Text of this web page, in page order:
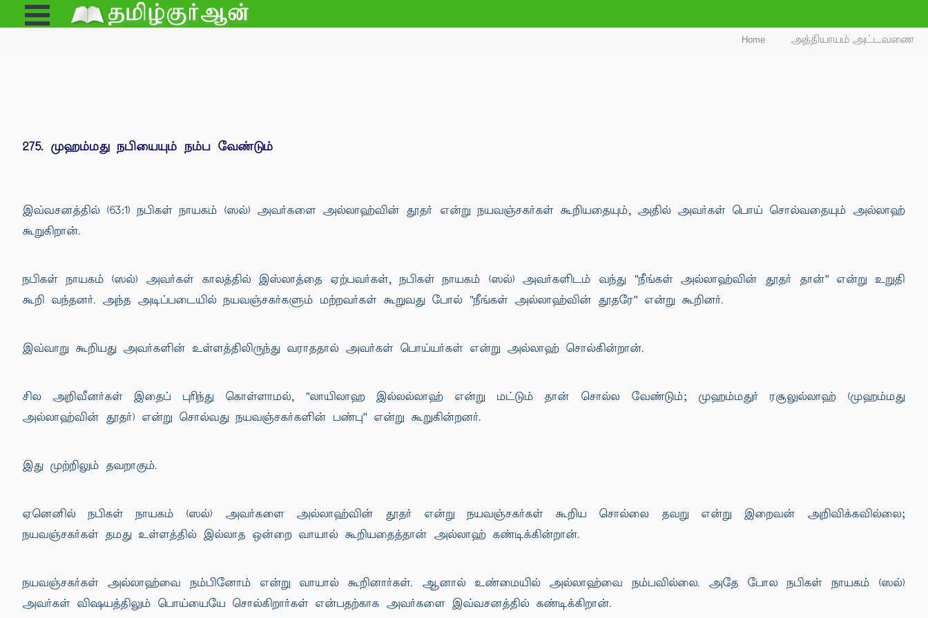
Open
Menu
Home அத்தியாயம் அட்டவணை
275. முஹம்மது நபியையும் நம்ப வேண்டும்
இவ்வசனத்தில் (63:1) நபிகள் நாயகம் (ஸல்) அவர்களை அல்லாஹ்வின் தூதர் என்று நயவஞ்சகர்கள் கூறியதையும், அதில் அவர்கள் பொய் சொல்வதையும் அல்லாஹ்
கூறுகிறான்.
நபிகள் நாயகம் (ஸல்) அவர்கள் காலத்தில் இஸ்லாத்தை ஏற்பவர்கள், நபிகள் நாயகம் (ஸல்) அவர்களிடம் வந்து "நீங்கள் அல்லாஹ்வின் தூதர் தான்'' என்று உறுதி
கூறி வந்தனர். அந்த அடிப்படையில் நயவஞ்சகர்களும் மற்றவர்கள் கூறுவது போல் "நீங்கள் அல்லாஹ்வின் தூதரே'' என்று கூறினர்.
இவ்வாறு கூறியது அவர்களின் உள்ளத்திலிருந்து வராததால் அவர்கள் பொய்யர்கள் என்று அல்லாஹ் சொல்கின்றான்.
சில அறிவீனர்கள் இதைப் புரிந்து கொள்ளாமல், "லாயிலாஹ இல்லல்லாஹ் என்று மட்டும் தான் சொல்ல வேண்டும்; முஹம்மதுர் ரசூலுல்லாஹ் (முஹம்மது
அல்லாஹ்வின் தூதர்) என்று சொல்வது நயவஞ்சகர்களின் பண்பு'' என்று கூறுகின்றனர்.
இது முற்றிலும் தவறாகும்.
ஏனெனில் நபிகள் நாயகம் (ஸல்) அவர்களை அல்லாஹ்வின் தூதர் என்று நயவஞ்சகர்கள் கூறிய சொல்லை தவறு என்று இறைவன் அறிவிக்கவில்லை;
நயவஞ்சகர்கள் தமது உள்ளத்தில் இல்லாத ஒன்றை வாயால் கூறியதைத்தான் அல்லாஹ் கண்டிக்கின்றான்.
நயவஞ்சகர்கள் அல்லாஹ்வை நம்பினோம் என்று வாயால் கூறினார்கள். ஆனால் உண்மையில் அல்லாஹ்வை நம்பவில்லை. அதே போல நபிகள் நாயகம் (ஸல்)
அவர்கள் விஷயத்திலும் பொய்யையே சொல்கிறார்கள் என்பதற்காக அவர்களை இவ்வசனத்தில் கண்டிக்கிறான்.